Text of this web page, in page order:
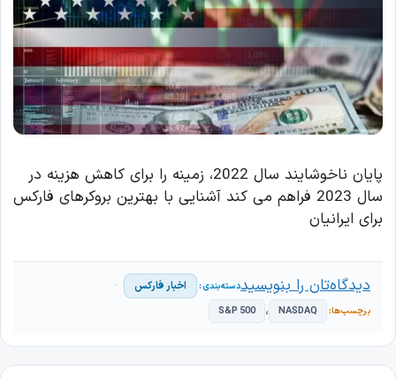
پایان ناخوشایند سال 2022، زمینه را برای کاهش هزینه در
سال 2023 فراهم می کند آشنایی با بهترین بروکرهای فارکس
برای ایرانیان
اخبار فارکس
NASDAQ ، S&P 500
دیدگاه‌تان را بنویسید